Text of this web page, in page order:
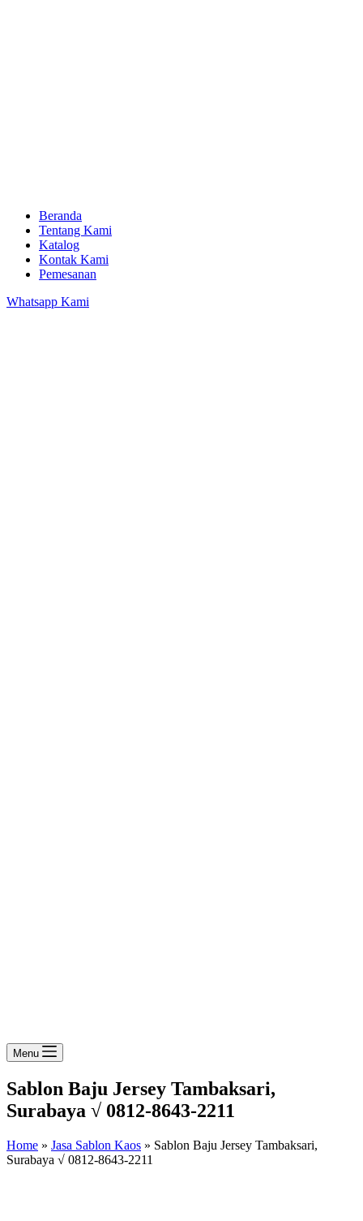
Beranda
Tentang Kami
Katalog
Kontak Kami
Pemesanan
Whatsapp Kami
Menu
Sablon Baju Jersey Tambaksari,
Surabaya √ 0812-8643-2211
Home » Jasa Sablon Kaos » Sablon Baju Jersey Tambaksari,
Surabaya √ 0812-8643-2211